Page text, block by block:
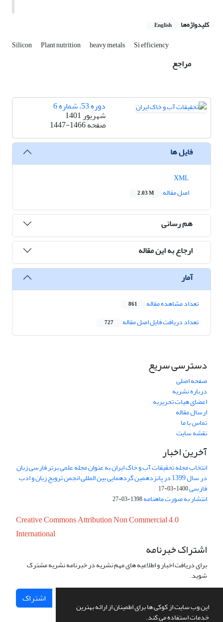
این وب سایت از کوکی ها برای اطمینان از ارائه بهترین
خدمات استفاده می کند.
کلیدواژه‌ها English
Silicon Plant nutrition heavy metals Si efficiency
مراجع
دوره 53، شماره 6
شهریور 1401
صفحه1447-1466
فایل ها
اصل مقاله
2.03 M
هم رسانی
ارجاع به این مقاله
آمار
تعداد مشاهده مقاله 861
تعداد دریافت فایل اصل مقاله 727
دسترسی سریع
صفحه اصلی
درباره نشریه
اعضای هیات تحریریه
ارسال مقاله
تماس با ما
نقشه سایت
آخرین اخبار
انتخاب مجله تحقیقات آب و خاک ایران به عنوان مجله علمی برتر فارسی زبان
در سال 1399 در پانزدهمین گردهمایی بین المللی انجمن ترویج زبان و ادب
فارسی1400-03-17
انتشار به صورت ماهنامه1398-03-27
Creative Commons Attribution Non Commercial 4.0
International
اشتراک خبرنامه
برای دریافت اخبار و اطلاعیه های مهم نشریه در خبرنامه نشریه مشترک
شوید.
اشتراک